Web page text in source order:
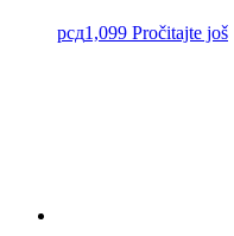
рсд1,099 Pročitajte još